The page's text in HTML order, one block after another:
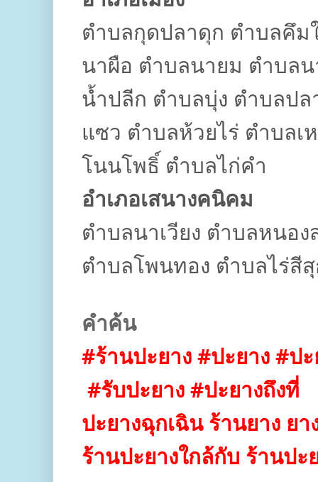
ตำบลกุดปลาดุก ตำบลคึม
นาผือ ตำบลนายม ตำบล
น้ำปลีก ตำบลบุ่ง ตำบลป
แซว ตำบลห้วยไร่ ตำบล
โนนโพธิ์ ตำบลไก่คำ
อำเภอเสนางคนิคม
ตำบลนาเวียง ตำบลหนอ
ตำบลโพนทอง ตำบลไร่สี
คำค้น
#ร้านปะยาง #ปะยาง #ป
#รับปะยาง #ปะยางถึงที่
ปะยางฉุกเฉิน ร้านยาง ยา
ร้านปะยางใกล้กับ ร้านป